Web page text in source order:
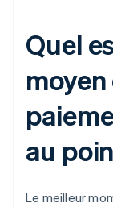
Quel
moyen
au
Le meilleur